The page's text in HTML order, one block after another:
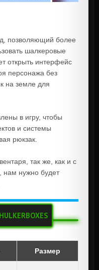
позволяющий более
шалкеровые
открыть интерфейс
персонажа без
на земле для
в игру, чтобы
и системы
рюкзак.
так же, как и с
нужно будет
Размер